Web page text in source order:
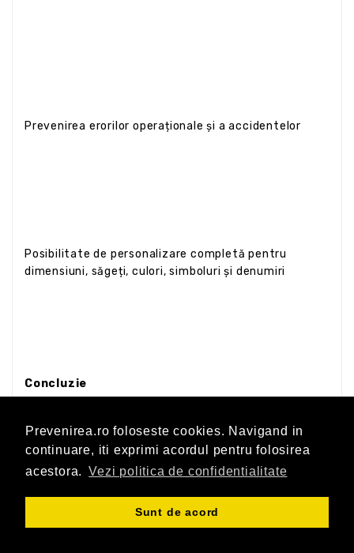
Prevenirea.ro foloseste cookies. Navigand in
continuare, iti exprimi acordul pentru folosirea
acestora.
Vezi politica de confidentialitate
Sunt de acord
Prevenirea erorilor operaționale și a accidentelor
Posibilitate de personalizare completă pentru
dimensiuni, săgeți, culori, simboluri și denumiri
Concluzie
Banda albă cu săgeată verde este un produs